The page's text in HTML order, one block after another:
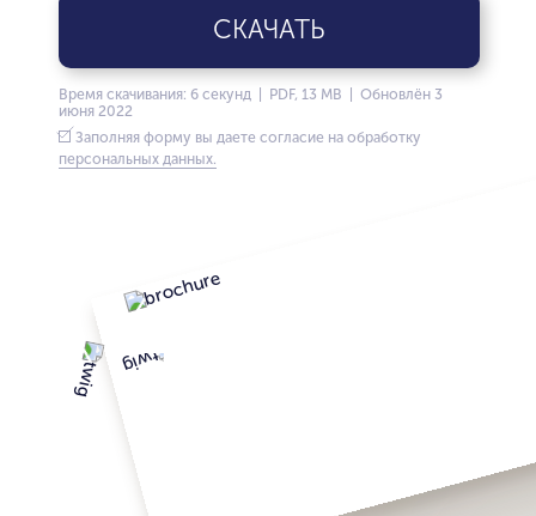
СКАЧАТЬ
Время скачивания: 6 секунд | PDF, 13 MB | Обновлён 3
июня 2022
Заполняя форму вы даете согласие на обработку
персональных данных.